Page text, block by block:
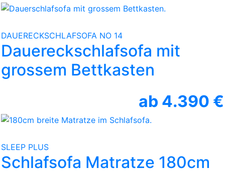
DAUERECKSCHLAFSOFA NO 14
Dauereckschlafsofa mit
grossem Bettkasten
ab 4.390 €
SLEEP PLUS
Schlafsofa Matratze 180cm